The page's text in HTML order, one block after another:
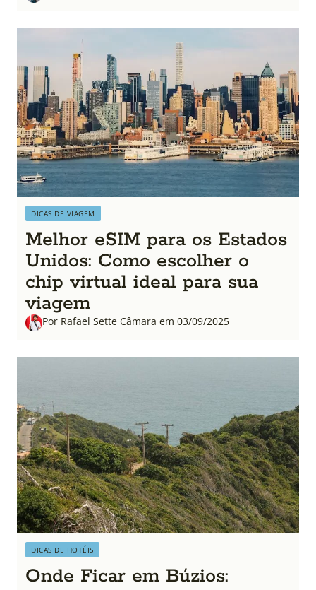
DICAS DE VIAGEM
Melhor eSIM para os Estados
Unidos: Como escolher o
chip virtual ideal para sua
viagem
Por Rafael Sette Câmara em 03/09/2025
DICAS DE HOTÉIS
Onde Ficar em Búzios: